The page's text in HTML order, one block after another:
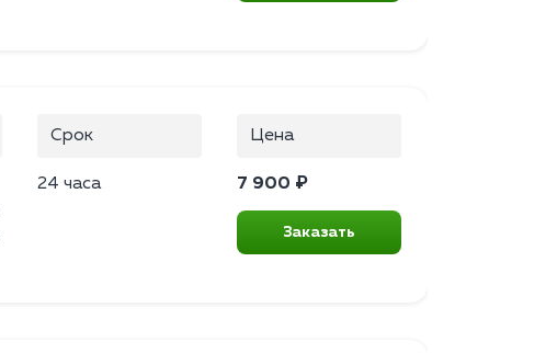
Срок
24 часа
Цена
7 900 ₽
Заказать